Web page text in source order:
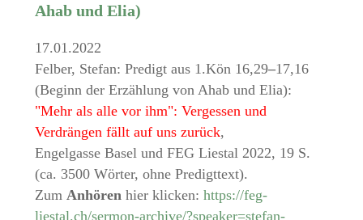
Ahab und Elia)
17.01.2022
Felber, Stefan: Predigt aus 1.Kön 16,29–17,16
(Beginn der Erzählung von Ahab und Elia):
"Mehr als alle vor ihm": Vergessen und
Verdrängen fällt auf uns zurück,
Engelgasse Basel und FEG Liestal 2022, 19 S.
(ca. 3500 Wörter, ohne Predigttext).
Zum Anhören hier klicken: https://feg-
liestal.ch/sermon-archive/?speaker=stefan-